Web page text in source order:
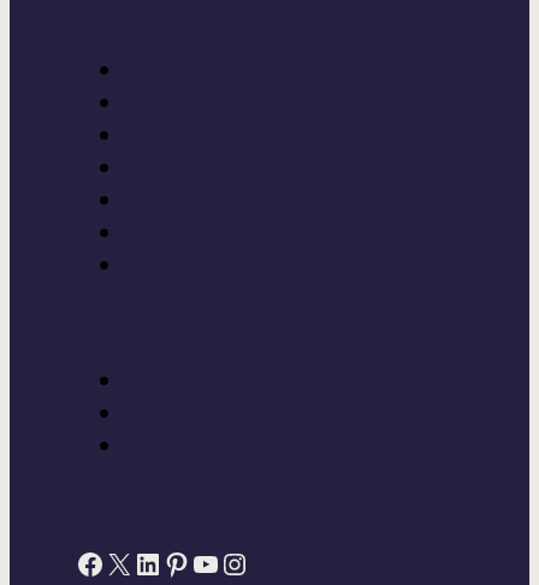
Facebook
X LinkedIn
Pinterest
YouTube
Instagram